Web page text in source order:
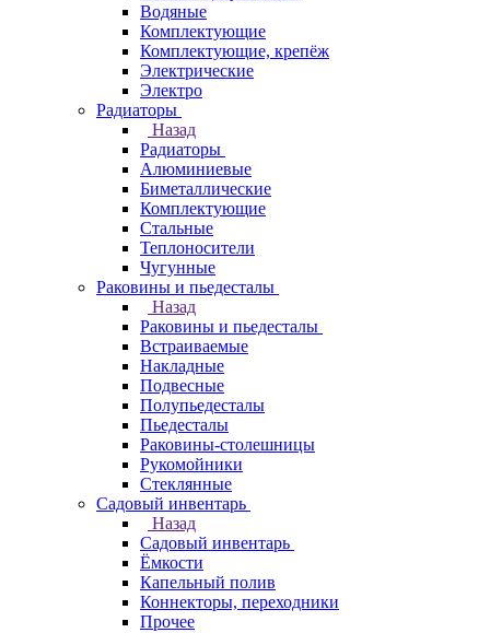
Водяные
Комплектующие
Комплектующие, крепёж
Электрические
Электро
Радиаторы
Назад
Радиаторы
Алюминиевые
Биметаллические
Комплектующие
Стальные
Теплоносители
Чугунные
Раковины и пьедесталы
Назад
Раковины и пьедесталы
Встраиваемые
Накладные
Подвесные
Полупьедесталы
Пьедесталы
Раковины-столешницы
Рукомойники
Стеклянные
Садовый инвентарь
Назад
Садовый инвентарь
Ёмкости
Капельный полив
Коннекторы, переходники
Прочее